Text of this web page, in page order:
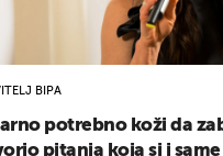
BIPA
potrebno koži da
pitanja koja si i